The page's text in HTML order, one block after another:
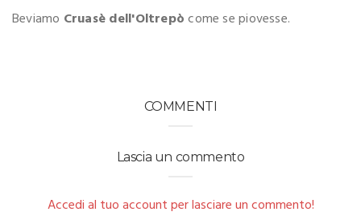
Beviamo Cruasè dell'Oltrepòcome se piovesse.
COMMENTI
Lascia un commento
Accedi al tuo account per lasciare un commento!